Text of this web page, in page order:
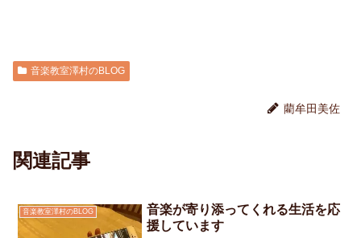
音楽教室澤村のBLOG
藺牟田美佐
関連記事
音楽教室澤村のBLOG
音楽が寄り添ってくれる生活を応
援しています